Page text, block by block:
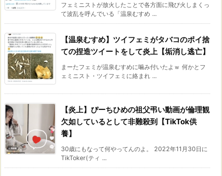
フェミニストが放火したことで各方面に飛び火しまくっ
て波乱を呼んでいる「温泉むすめ ...
【温泉むすめ】ツイフェミがタバコのポイ捨
ての捏造ツイートをして炎上【垢消し逃亡】
まーたフェミが温泉むすめに噛み付いたよｗ 何かとフ
ェミニスト・ツイフェミに絡まれ ...
【炎上】ぴーちひめの祖父弔い動画が倫理観
欠如しているとして非難殺到【TikTok供
養】
30歳にもなって何やってんのよ。 2022年11月30日に
TikToker(ティ ...